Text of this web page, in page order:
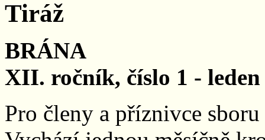
Tiráž
BRÁNA
XII. ročník, číslo 1 - leden
Pro členy a příznivce